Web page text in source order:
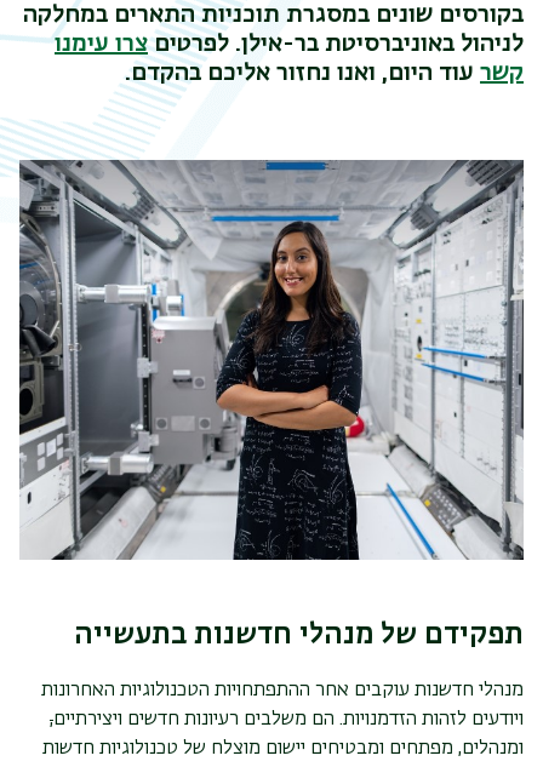
בקורסים שונים במסגרת תוכניות התארים במחלקה
לניהול באוניברסיטת בר-אילן. לפרטיםצרו עימנו
קשר עוד היום, ואנו נחזור אליכם בהקדם.
תפקידם של מנהלי חדשנות בתעשייה
מנהלי חדשנות עוקבים אחר ההתפתחויות הטכנולוגיות האחרונות
ויודעים לזהות הזדמנויות. הם משלבים רעיונות חדשים ויצירתיים,
ומנהלים, מפתחים ומבטיחים יישום מוצלח של טכנולוגיות חדשות